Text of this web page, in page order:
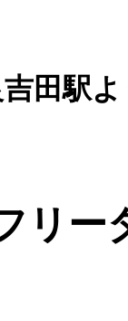
田駅
リー